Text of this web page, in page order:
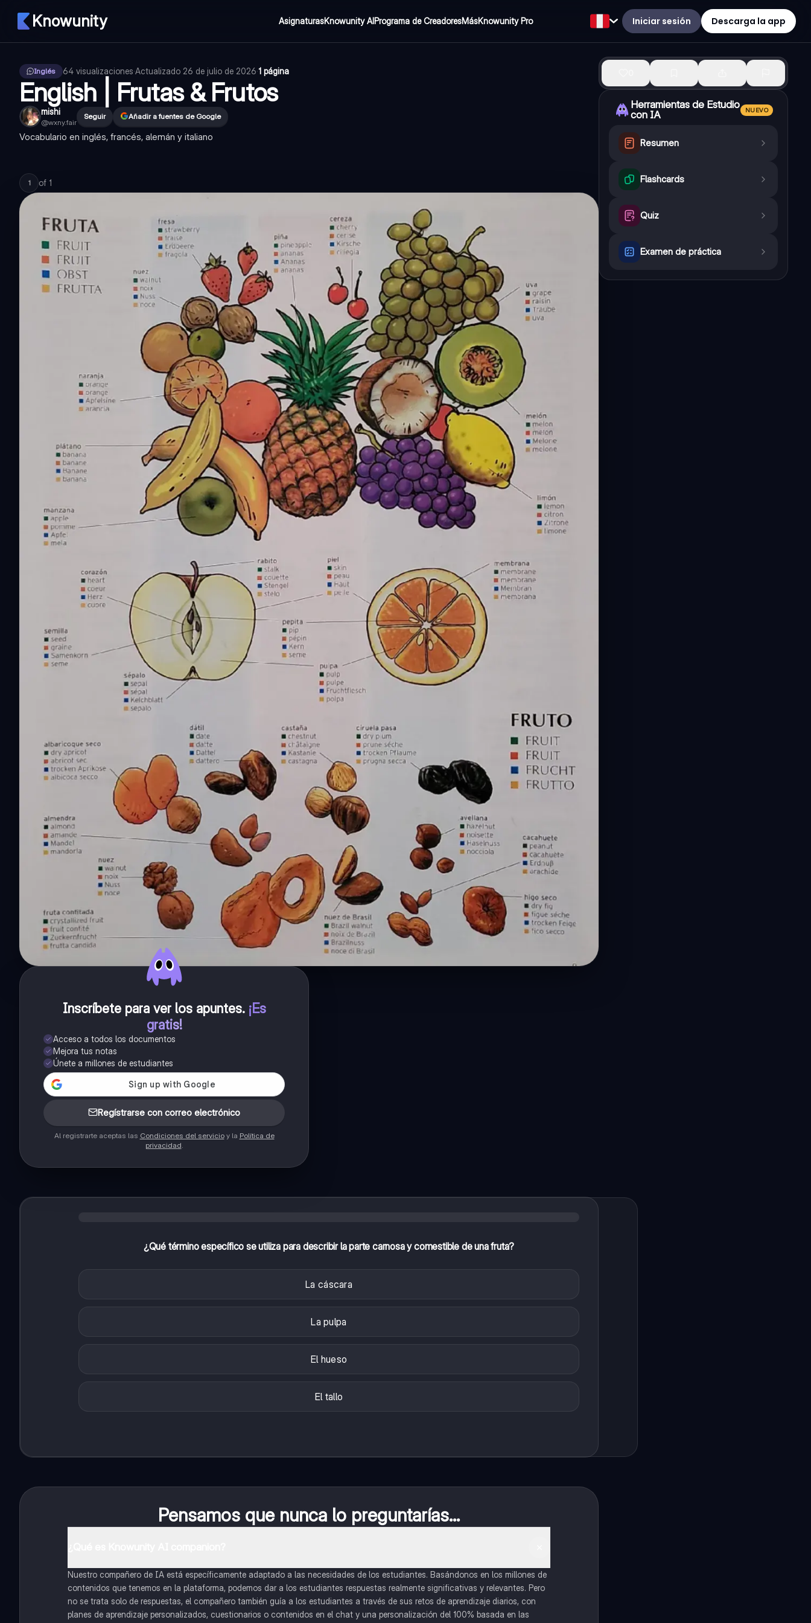
Knowunity AsignaturasKnowunity AIPrograma de CreadoresMásKnowunity Pro Iniciar sesión Descarga la app
Inglés 64 visualizaciones·Actualizado 26 de julio de 2026·1 página
English | Frutas & Frutos
mishi
@wxny.fair
Seguir Añadir a fuentes de Google
Vocabulario en inglés, francés, alemán y italiano
1 of 1
Inscríbete para ver los apuntes. ¡Es
gratis!
Acceso a todos los documentos
Mejora tus notas
Únete a millones de estudiantes
Regístrarse con correo electrónico
Al registrarte aceptas las Condiciones del servicioy la Política de
privacidad
¿Qué término específico se utiliza para describir la parte carnosa y comestible de una fruta?
La cáscara
La pulpa
El hueso
El tallo
Pensamos que nunca lo preguntarías...
Nuestro compañero de IA está específicamente adaptado a las necesidades de los estudiantes. Basándonos en los millones de
contenidos que tenemos en la plataforma, podemos dar a los estudiantes respuestas realmente significativas y relevantes. Pero
no se trata solo de respuestas, el compañero también guía a los estudiantes a través de sus retos de aprendizaje diarios, con
planes de aprendizaje personalizados, cuestionarios o contenidos en el chat y una personalización del 100% basada en las
Herramientas de Estudio
con IA
NUEVO
Resumen
Flashcards
Quiz
Examen de práctica